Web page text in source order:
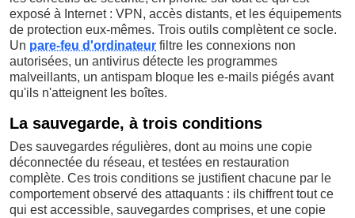
exposé à Internet : VPN, accès distants, et les équipements
de protection eux-mêmes. Trois outils complètent ce socle.
Un pare-feu d'ordinateur filtre les connexions non
autorisées, un antivirus détecte les programmes
malveillants, un antispam bloque les e-mails piégés avant
qu'ils n'atteignent les boîtes.
La sauvegarde, à trois conditions
Des sauvegardes régulières, dont au moins une copie
déconnectée du réseau, et testées en restauration
complète. Ces trois conditions se justifient chacune par le
comportement observé des attaquants : ils chiffrent tout ce
qui est accessible, sauvegardes comprises, et une copie